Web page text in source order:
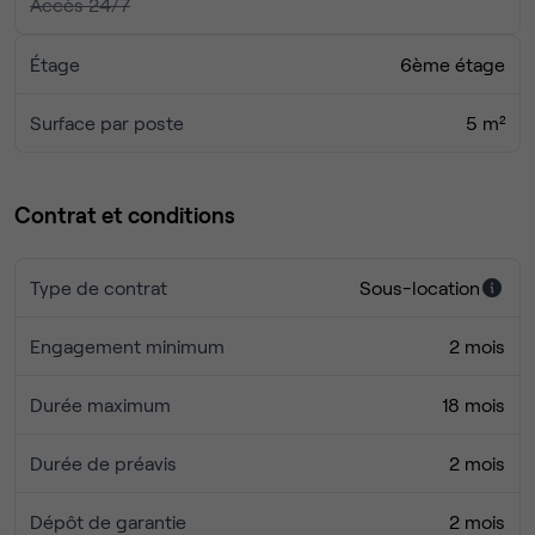
Accès 24/7
Étage 6ème étage
Surface par poste 5 m²
Contrat et conditions
Type de contrat Sous-location
Engagement minimum 2 mois
Durée maximum 18 mois
Durée de préavis 2 mois
Dépôt de garantie 2 mois